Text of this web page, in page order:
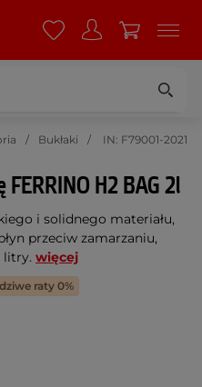
Bukłaki IN: F79001-2021
H2 BAG 2l
i solidnego materiału,
przeciw zamarzaniu,
litry. więcej
raty 0%